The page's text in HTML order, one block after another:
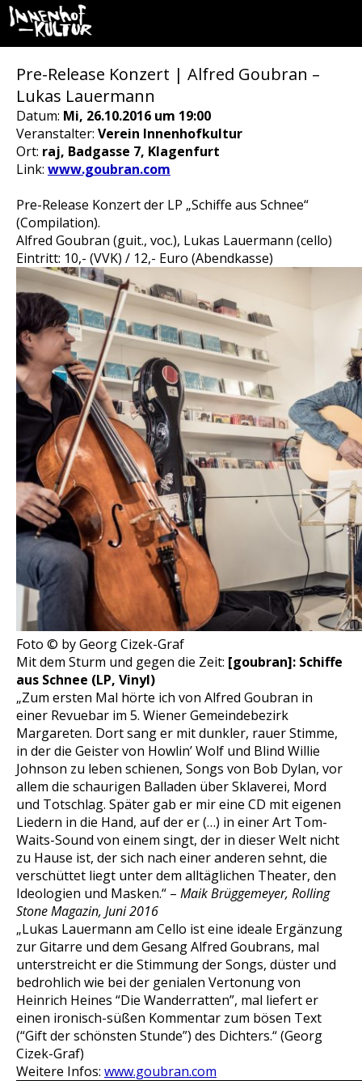
Pre-Release Konzert | Alfred Goubran –
Lukas Lauermann
Datum: Mi, 26.10.2016 um 19:00
Veranstalter: Verein Innenhofkultur
Ort: raj, Badgasse 7, Klagenfurt
Link: www.goubran.com
Pre-Release Konzert der LP „Schiffe aus Schnee“
(Compilation).
Alfred Goubran (guit., voc.), Lukas Lauermann (cello)
Eintritt: 10,- (VVK) / 12,- Euro (Abendkasse)
Foto © by Georg Cizek-Graf
Mit dem Sturm und gegen die Zeit: [goubran]: Schiffe
aus Schnee (LP, Vinyl)
„Zum ersten Mal hörte ich von Alfred Goubran in
einer Revuebar im 5. Wiener Gemeindebezirk
Margareten. Dort sang er mit dunkler, rauer Stimme,
in der die Geister von Howlin’ Wolf und Blind Willie
Johnson zu leben schienen, Songs von Bob Dylan, vor
allem die schaurigen Balladen über Sklaverei, Mord
und Totschlag. Später gab er mir eine CD mit eigenen
Liedern in die Hand, auf der er (…) in einer Art Tom-
Waits-Sound von einem singt, der in dieser Welt nicht
zu Hause ist, der sich nach einer anderen sehnt, die
verschüttet liegt unter dem alltäglichen Theater, den
Ideologien und Masken.“ – Maik Brüggemeyer, Rolling
Stone Magazin, Juni 2016
„Lukas Lauermann am Cello ist eine ideale Ergänzung
zur Gitarre und dem Gesang Alfred Goubrans, mal
unterstreicht er die Stimmung der Songs, düster und
bedrohlich wie bei der genialen Vertonung von
Heinrich Heines “Die Wanderratten”, mal liefert er
einen ironisch-süßen Kommentar zum bösen Text
(“Gift der schönsten Stunde”) des Dichters.“ (Georg
Cizek-Graf)
Weitere Infos: www.goubran.com